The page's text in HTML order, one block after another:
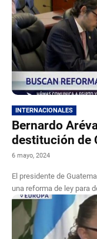
INTERNACIONALES
Bernardo
destitución de
6 mayo, 2024
El presidente de
una reforma de ley para